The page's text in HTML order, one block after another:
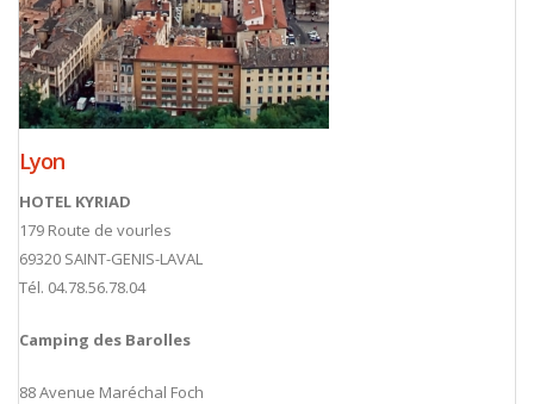
Lyon
HOTEL KYRIAD
179 Route de vourles
69320 SAINT-GENIS-LAVAL
Tél. 04.78.56.78.04
Camping des Barolles
88 Avenue Maréchal Foch